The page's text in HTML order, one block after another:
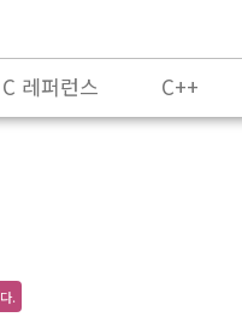
C 레퍼런스
C++
.